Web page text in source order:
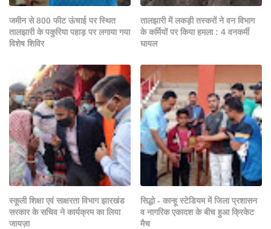
जमीन से 800 फीट ऊंचाई पर स्थित
तालझारी के पकुरिया पहाड़ पर लगाया गया
विशेष शिविर
तालझारी में लकड़ी तस्करों ने वन विभाग
के कर्मियों पर किया हमला : 4 वनकर्मी
घायल
स्कूली शिक्षा एवं साक्षरता विभाग झारखंड
सरकार के सचिव ने कार्यक्रम का लिया
जायज़ा
सिद्धो - कान्हू स्टेडियम में जिला प्रशासन
व नागरिक एकादश के बीच हुआ क्रिकेट
मैच